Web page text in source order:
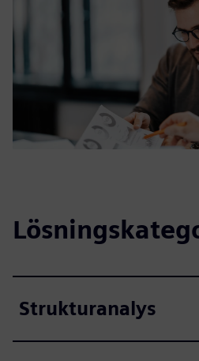
Strukturanalys